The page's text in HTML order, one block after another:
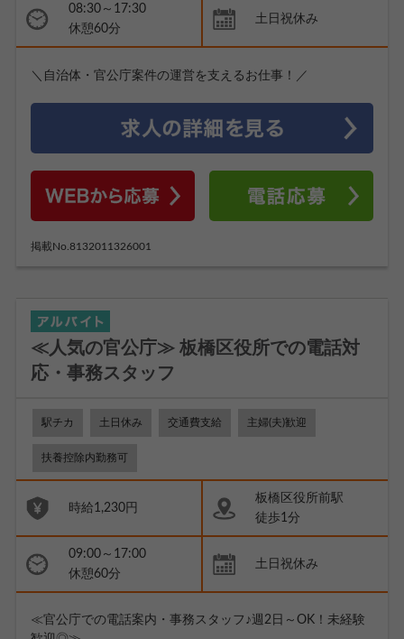
08:30～17:30
休憩60分
土日祝休み
＼自治体・官公庁案件の運営を支えるお仕事！／
掲載No.8132011326001
≪人気の官公庁≫ 板橋区役所での電話対
応・事務スタッフ
駅チカ 土日休み 交通費支給 主婦(夫)歓迎
扶養控除内勤務可
時給1,230円
板橋区役所前駅
徒歩1分
09:00～17:00
休憩60分
土日祝休み
≪官公庁での電話案内・事務スタッフ♪週2日～OK！未経験